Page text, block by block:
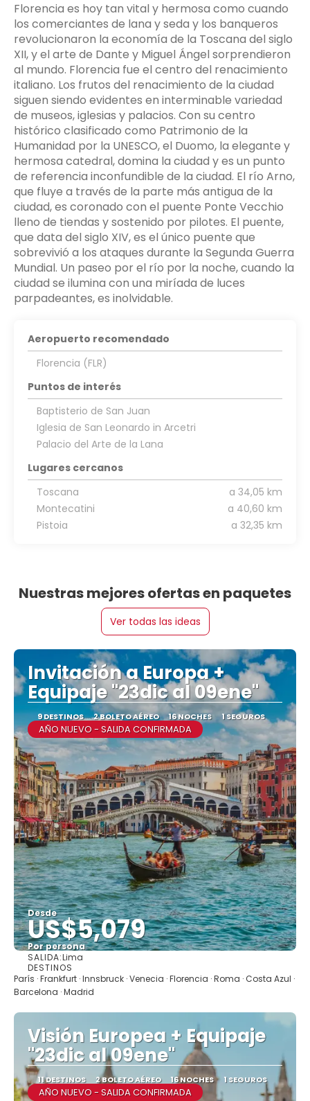
Florencia es hoy tan vital y hermosa como cuando
los comerciantes de lana y seda y los banqueros
revolucionaron la economía de la Toscana del siglo
XII, y el arte de Dante y Miguel Ángel sorprendieron
al mundo. Florencia fue el centro del renacimiento
italiano. Los frutos del renacimiento de la ciudad
siguen siendo evidentes en interminable variedad
de museos, iglesias y palacios. Con su centro
histórico clasificado como Patrimonio de la
Humanidad por la UNESCO, el Duomo, la elegante y
hermosa catedral, domina la ciudad y es un punto
de referencia inconfundible de la ciudad. El río Arno,
que fluye a través de la parte más antigua de la
ciudad, es coronado con el puente Ponte Vecchio
lleno de tiendas y sostenido por pilotes. El puente,
que data del siglo XIV, es el único puente que
sobrevivió a los ataques durante la Segunda Guerra
Mundial. Un paseo por el río por la noche, cuando la
ciudad se ilumina con una miríada de luces
parpadeantes, es inolvidable.
Aeropuerto recomendado
Florencia (FLR)
Puntos de interés
Baptisterio de San Juan
Iglesia de San Leonardo in Arcetri
Palacio del Arte de la Lana
Lugares cercanos
Toscana
a 34,05 km
Montecatini
a 40,60 km
Pistoia
a 32,35 km
Nuestras mejores ofertas en paquetes
Ver todas las ideas
Invitación a Europa +
Equipaje "23dic al 09ene"
9 DESTINOS 2 BOLETO AÉREO 16 NOCHES 1 SEGUROS
AÑO NUEVO - SALIDA CONFIRMADA
Desde
US$5,079
Por persona
SALIDA:Lima
DESTINOS
París · Frankfurt · Innsbruck · Venecia · Florencia · Roma · Costa Azul ·
Barcelona · Madrid
Visión Europea + Equipaje
"23dic al 09ene"
11 DESTINOS 2 BOLETO AÉREO 16 NOCHES 1 SEGUROS
AÑO NUEVO - SALIDA CONFIRMADA